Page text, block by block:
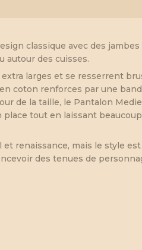
classique avec des
autour des cuisses.
larges et se resserrent
coton renforces par une
de la taille, le Pantalon
place tout en laissant
renaissance, mais le style
des tenues de